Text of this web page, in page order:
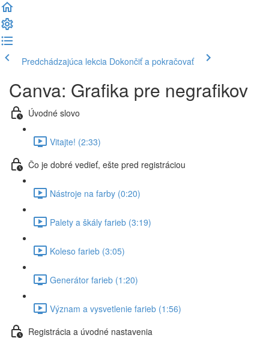
Predchádzajúca lekcia Dokončiť a pokračovať
Canva: Grafika pre negrafikov
Úvodné slovo
Vitajte! (2:33)
Čo je dobré vedieť, ešte pred registráciou
Nástroje na farby (0:20)
Palety a škály farieb (3:19)
Koleso farieb (3:05)
Generátor farieb (1:20)
Význam a vysvetlenie farieb (1:56)
Registrácia a úvodné nastavenia